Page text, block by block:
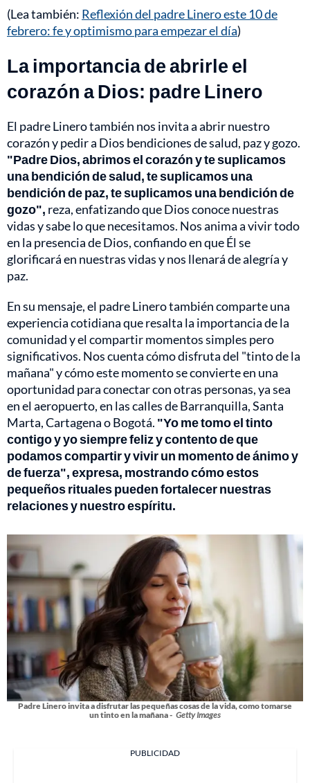
(Lea también: Reflexión del padre Linero este 10 de
febrero: fe y optimismo para empezar el día)
La importancia de abrirle el
corazón a Dios: padre Linero
El padre Linero también nos invita a abrir nuestro
corazón y pedir a Dios bendiciones de salud, paz y gozo.
"Padre Dios, abrimos el corazón y te suplicamos
una bendición de salud, te suplicamos una
bendición de paz, te suplicamos una bendición de
gozo", reza, enfatizando que Dios conoce nuestras
vidas y sabe lo que necesitamos. Nos anima a vivir todo
en la presencia de Dios, confiando en que Él se
glorificará en nuestras vidas y nos llenará de alegría y
paz.
En su mensaje, el padre Linero también comparte una
experiencia cotidiana que resalta la importancia de la
comunidad y el compartir momentos simples pero
significativos. Nos cuenta cómo disfruta del "tinto de la
mañana" y cómo este momento se convierte en una
oportunidad para conectar con otras personas, ya sea
en el aeropuerto, en las calles de Barranquilla, Santa
Marta, Cartagena o Bogotá. "Yo me tomo el tinto
contigo y yo siempre feliz y contento de que
podamos compartir y vivir un momento de ánimo y
de fuerza", expresa, mostrando cómo estos
pequeños rituales pueden fortalecer nuestras
relaciones y nuestro espíritu.
Padre Linero invita a disfrutar las pequeñas cosas de la vida, como tomarse
un tinto en la mañana - Getty Images
PUBLICIDAD